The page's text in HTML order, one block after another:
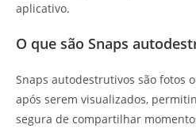
aplicativo.
O que são Snaps
Snaps autodestrutivos são fotos
após serem visualizados,
segura de compartilhar